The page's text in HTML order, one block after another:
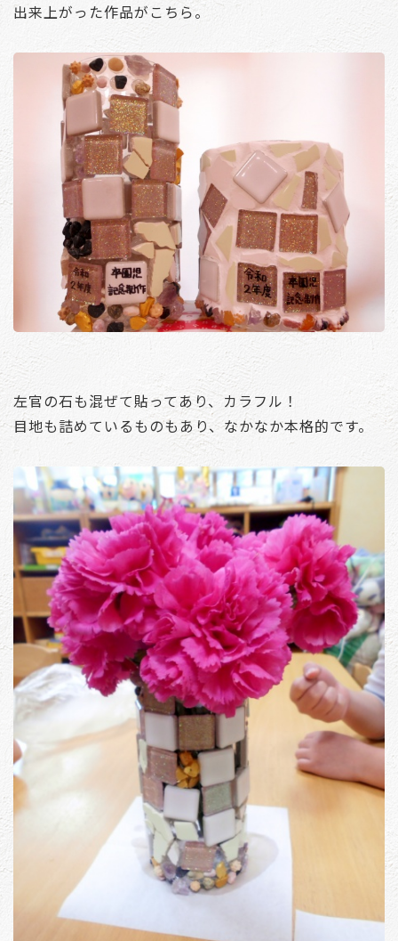
出来上がった作品がこちら。
左官の石も混ぜて貼ってあり、カラフル！
目地も詰めているものもあり、なかなか本格的です。